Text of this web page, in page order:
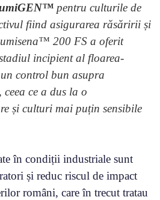
pentru culturile de
fiind asigurarea răsăririi și
200 FS a oferit
incipient al floarea-
control bun asupra
ce a dus la o
și culturi mai puțin sensibile
în condiții industriale sunt
și reduc riscul de impact
români, care în trecut tratau